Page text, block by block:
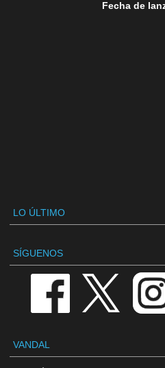
Fecha de
LO ÚLTIMO
SÍGUENOS
VANDAL